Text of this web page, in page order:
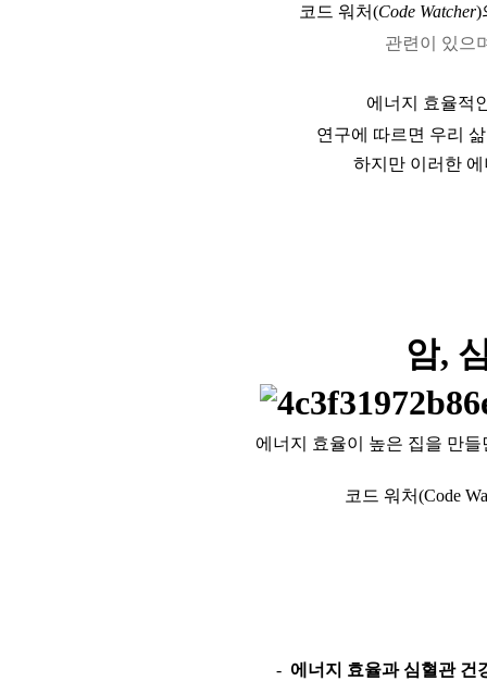
코드 워처(Code Watcher)
관련이
있으
에너지
효율적
연구에 따르면 우리
하지만 이러한
암,
에너지 효율이 높은 집을 만
코드 워처(Code
- 에너지 효율과 심혈관 건